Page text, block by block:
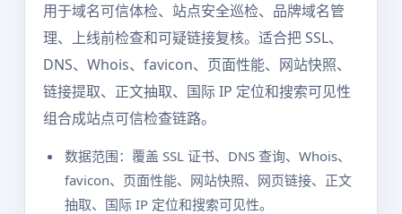
用于域名可信体检、站点安全巡检、品牌域名管
理、上线前检查和可疑链接复核。适合把 SSL、
DNS、Whois、favicon、页面性能、网站快照、
链接提取、正文抽取、国际 IP 定位和搜索可见性
组合成站点可信检查链路。
数据范围：覆盖 SSL 证书、DNS 查询、Whois、
favicon、页面性能、网站快照、网页链接、正文
抽取、国际 IP 定位和搜索可见性。